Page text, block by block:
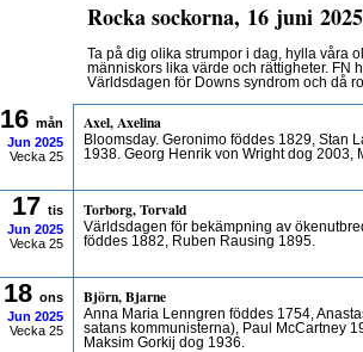
Rocka sockorna, 16 juni 2025
Ta på dig olika strumpor i dag, hylla våra
människors lika värde och rättigheter. FN
Världsdagen för Downs syndrom och då
16 mån
Jun 2025
Vecka 25
Axel, Axelina
Bloomsday. Geronimo föddes 1829, Stan
1938. Georg Henrik von Wright dog 2003,
17 tis
Jun 2025
Vecka 25
Torborg, Torvald
Världsdagen för bekämpning av
föddes 1882, Ruben Rausing 1895.
18 ons
Jun 2025
Vecka 25
Björn, Bjarne
Anna Maria Lenngren föddes 1754,
satans kommunisterna), Paul McCartney
Maksim Gorkij dog 1936.